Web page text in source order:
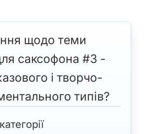
щодо теми
саксофона #3 -
і творчо-
типів?